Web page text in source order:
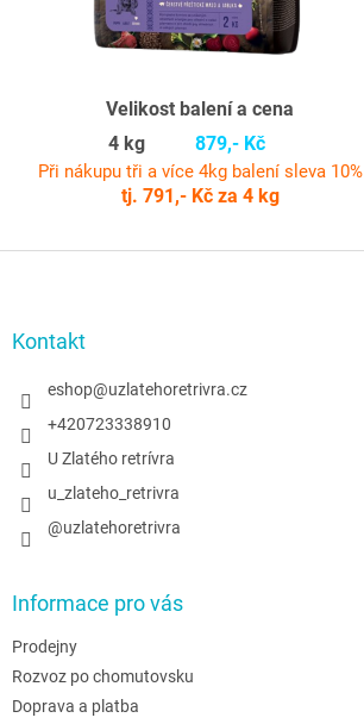
Velikost balení a cena
4 kg
879,- Kč
Při nákupu tři a více 4kg balení sleva 10%
tj. 791,- Kč za 4 kg
Kontakt
eshop@uzlatehoretrivra.cz
+420723338910
U Zlatého retrívra
u_zlateho_retrivra
@uzlatehoretrivra
Informace pro vás
Prodejny
Rozvoz po chomutovsku
Doprava a platba